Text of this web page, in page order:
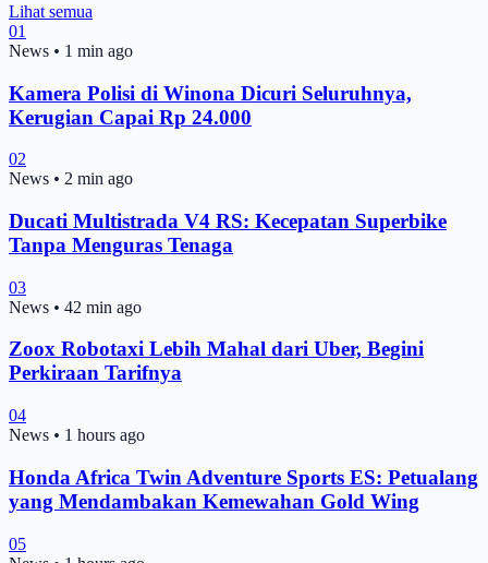
Lihat semua
01
News • 1 min ago
Kamera Polisi di Winona Dicuri Seluruhnya,
Kerugian Capai Rp 24.000
02
News • 2 min ago
Ducati Multistrada V4 RS: Kecepatan Superbike
Tanpa Menguras Tenaga
03
News • 42 min ago
Zoox Robotaxi Lebih Mahal dari Uber, Begini
Perkiraan Tarifnya
04
News • 1 hours ago
Honda Africa Twin Adventure Sports ES: Petualang
yang Mendambakan Kemewahan Gold Wing
05